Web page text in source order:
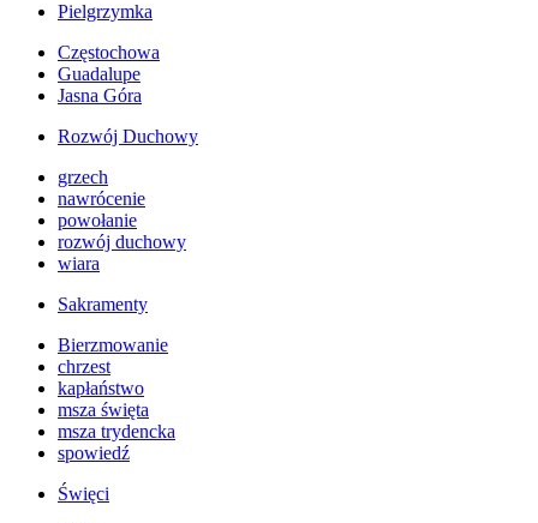
Pielgrzymka
Częstochowa
Guadalupe
Jasna Góra
Rozwój Duchowy
grzech
nawrócenie
powołanie
rozwój duchowy
wiara
Sakramenty
Bierzmowanie
chrzest
kapłaństwo
msza święta
msza trydencka
spowiedź
Święci